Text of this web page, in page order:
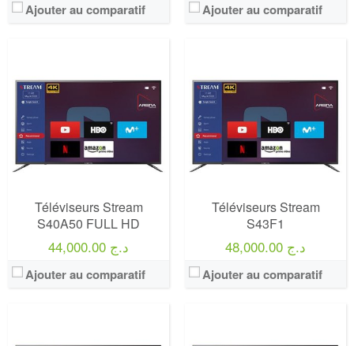
Ajouter au comparatif Ajouter au comparatif
Téléviseurs Stream
S40A50 FULL HD
44,000.00 د.ج
Ajouter au comparatif
Téléviseurs Stream
S43F1
48,000.00 د.ج
Ajouter au comparatif
Prix:75000
Définition:UHD TV
View Details →
Prix:75000
Définition:UHD TV
View Details →